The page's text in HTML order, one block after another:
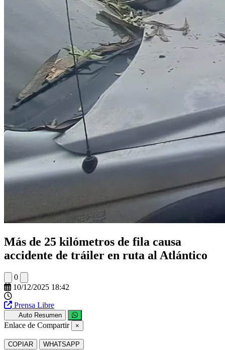
Más de 25 kilómetros de fila causa
accidente de tráiler en ruta al Atlántico
0
10/12/2025 18:42
Prensa Libre
Auto Resumen
Enlace de Compartir ×
COPIAR WHATSAPP